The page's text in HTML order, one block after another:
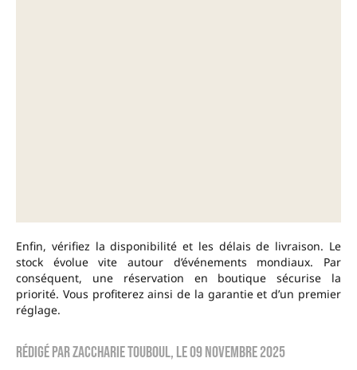
Enfin, vérifiez la disponibilité et les délais de livraison. Le
stock évolue vite autour d’événements mondiaux. Par
conséquent, une réservation en boutique sécurise la
priorité. Vous profiterez ainsi de la garantie et d’un premier
réglage.
Rédigé parzaccharie touboul, le09 novembre 2025